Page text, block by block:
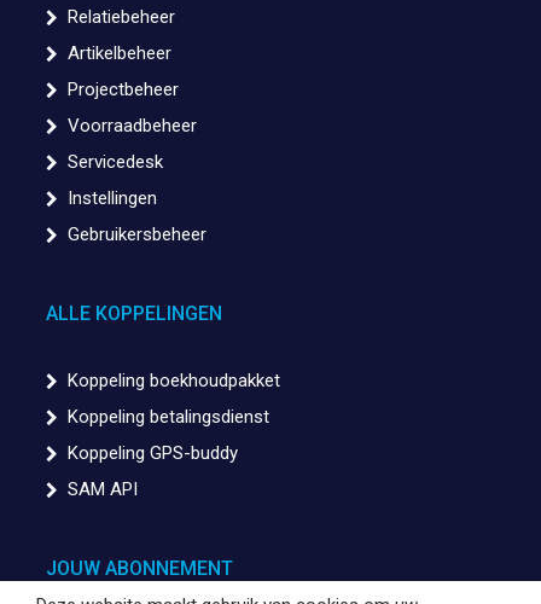
Relatiebeheer
Artikelbeheer
Projectbeheer
Voorraadbeheer
Servicedesk
Instellingen
Gebruikersbeheer
ALLE KOPPELINGEN
Koppeling boekhoudpakket
Koppeling betalingsdienst
Koppeling GPS-buddy
SAM API
JOUW ABONNEMENT